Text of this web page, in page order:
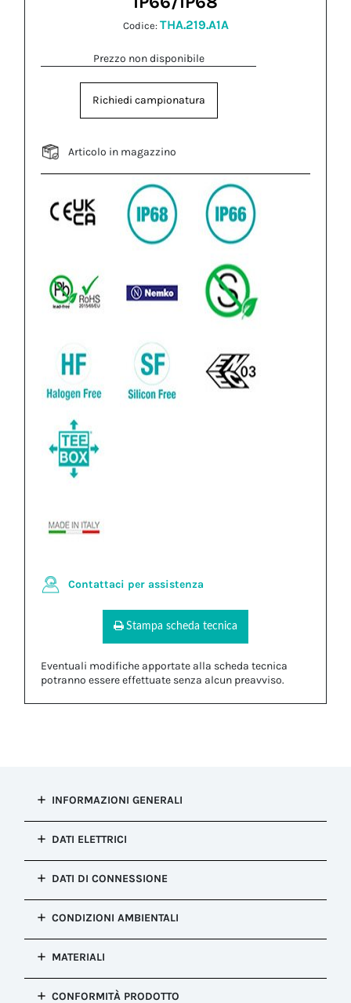
Codice: THA.219.A1A
Prezzo non disponibile
Richiedi campionatura
Articolo in magazzino
Contattaci per assistenza
Stampa scheda tecnica
Eventuali modifiche apportate alla scheda tecnica
potranno essere effettuate senza alcun preavviso.
INFORMAZIONI GENERALI
installazione
Connessione fissa (re-ispezionabile)
Configurazione
Colore
esterne (mm)
121.0 x 64.5 x 28.0
DATI ELETTRICI
connessione
4
DATI DI CONNESSIONE
sguainatura
cavo passante
(mm)
30.00
CONDIZIONI AMBIENTALI
protezione IP
IP66, IP68
*IP68 (5m/3h)
MATERIALI
PA66 UL94 V2
CONFORMITÀ PRODOTTO